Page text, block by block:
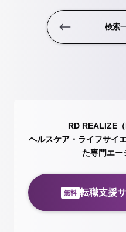
検索
RD REALIZE
ヘルスケア・ライフサイ
た専門エー
無料 転職支援